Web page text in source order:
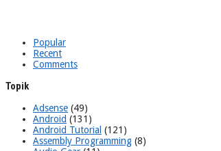
Popular
Recent
Comments
Topik
Adsense (49)
Android (131)
Android Tutorial (121)
Assembly Programming (8)